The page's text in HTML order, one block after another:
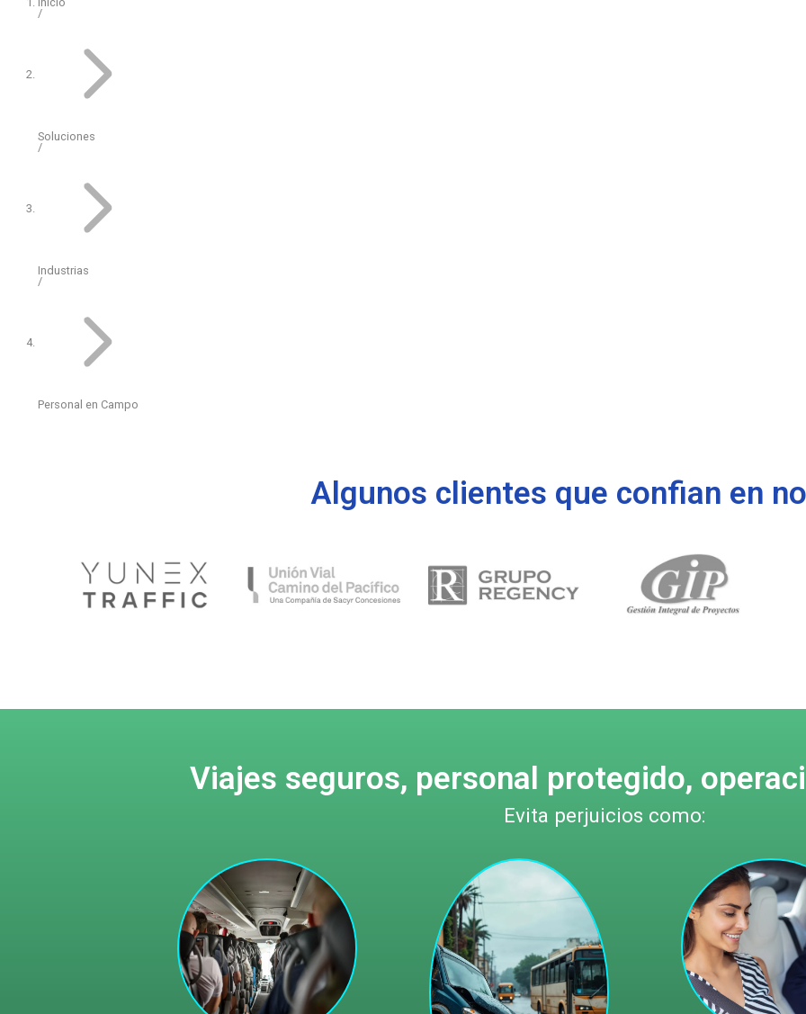
Soluciones
Industrias
Personal en Campo
Algunos clientes que confian en
Viajes seguros, personal protegido,
Evita perjuicios como: